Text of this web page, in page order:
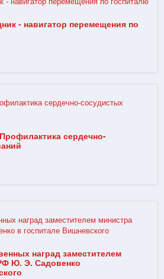
- навигатор перемещения по
сердечно-
наград заместителем
Ю. Э. Садовенко